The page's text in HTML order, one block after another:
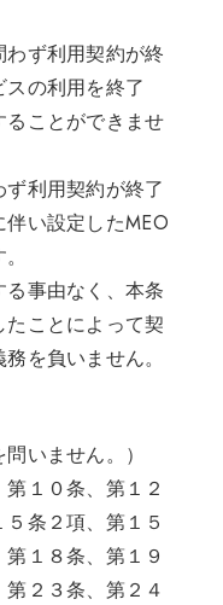
ず利用契約が終
の利用を終了
ることができませ
利用契約が終了
い設定したMEO
事由なく、本条
ことによって契
を負いません。
いません。）
１０条、第１２
条２項、第１５
１８条、第１９
２３条、第２４